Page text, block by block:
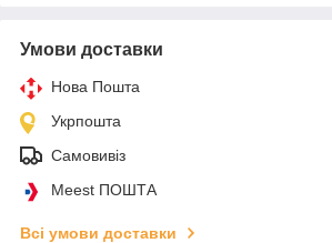
Умови доставки
Нова Пошта
Укрпошта
Самовивіз
Meest ПОШТА
Всі умови доставки